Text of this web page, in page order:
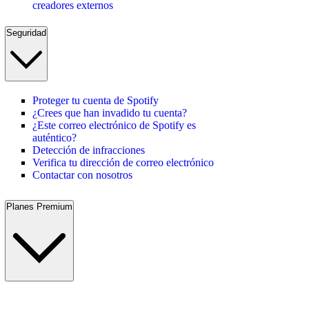
creadores externos
Seguridad
Proteger tu cuenta de Spotify
¿Crees que han invadido tu cuenta?
¿Este correo electrónico de Spotify es
auténtico?
Detección de infracciones
Verifica tu dirección de correo electrónico
Contactar con nosotros
Planes Premium